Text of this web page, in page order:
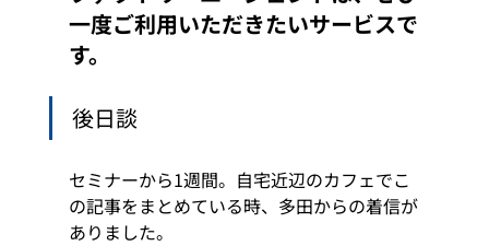
一度ご利用いただきたいサービスで
す。
後日談
セミナーから1週間。自宅近辺のカフェでこ
の記事をまとめている時、多田からの着信が
ありました。